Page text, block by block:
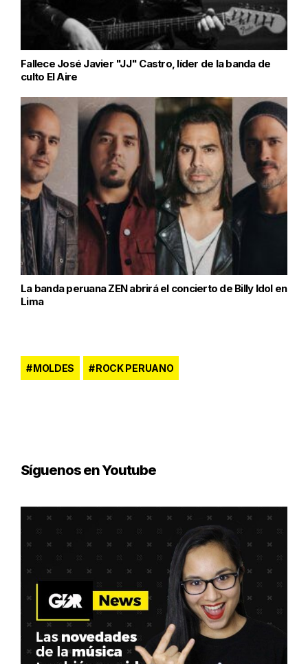
Fallece José Javier "JJ" Castro, líder de la banda de
culto El Aire
La banda peruana ZEN abrirá el concierto de Billy Idol en
Lima
MOLDES ROCK PERUANO
Síguenos en Youtube